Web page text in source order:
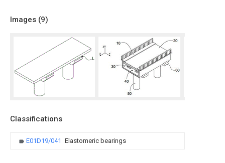
Images (9)
Classifications
E01D19/041 Elastomeric bearings